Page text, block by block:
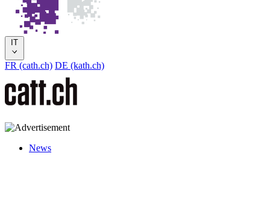
IT
FR (cath.ch) DE (kath.ch)
News